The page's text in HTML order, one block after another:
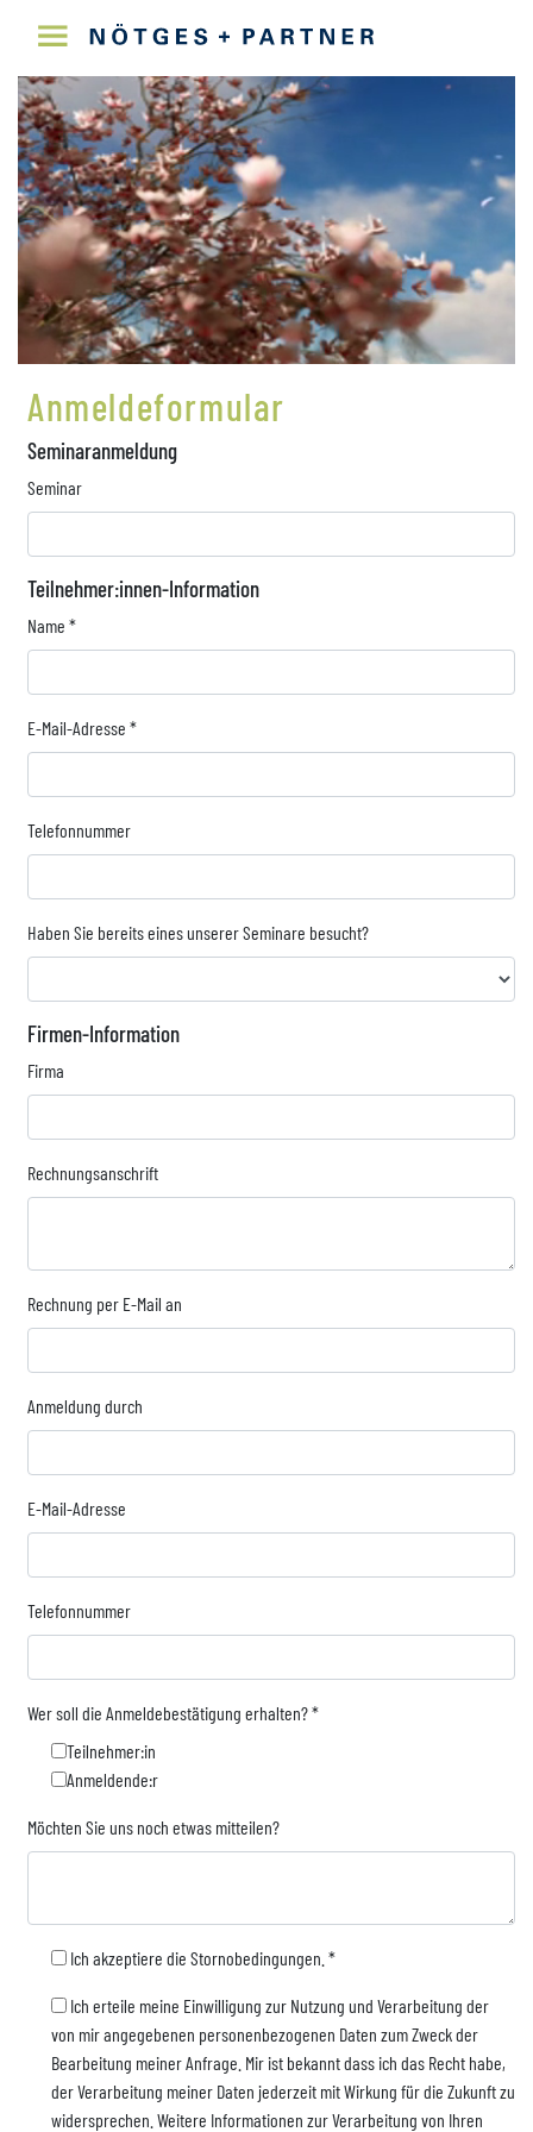
Anmeldeformular
Seminaranmeldung
Seminar
Teilnehmer:innen-Information
Name *
E-Mail-Adresse *
Telefonnummer
Haben Sie bereits eines unserer Seminare besucht?
Firmen-Information
Firma
Rechnungsanschrift
Rechnung per E-Mail an
Anmeldung durch
E-Mail-Adresse
Telefonnummer
Wer soll die Anmeldebestätigung erhalten?*
Teilnehmer:in
Anmeldende:r
Möchten Sie uns noch etwas mitteilen?
Ich akzeptiere die Stornobedingungen. *
Ich erteile meine Einwilligung zur Nutzung und Verarbeitung der
von mir angegebenen personenbezogenen Daten zum Zweck der
Bearbeitung meiner Anfrage. Mir ist bekannt dass ich das Recht habe,
der Verarbeitung meiner Daten jederzeit mit Wirkung für die Zukunft zu
widersprechen. Weitere Informationen zur Verarbeitung von Ihren